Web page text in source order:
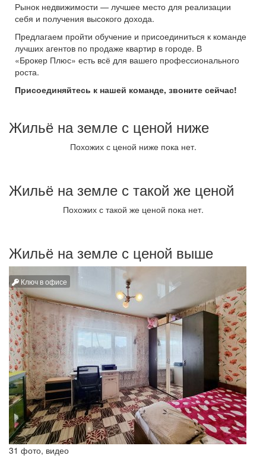
Рынок недвижимости — лучшее место для реализации
себя и получения высокого дохода.
Предлагаем пройти обучение и присоединиться к команде
лучших агентов по продаже квартир в городе. В
«Брокер Плюс» есть всё для вашего профессионального
роста.
Присоединяйтесь к нашей команде, звоните сейчас!
Жильё на земле с ценой ниже
Похожих с ценой ниже пока нет.
Жильё на земле с такой же ценой
Похожих с такой же ценой пока нет.
Жильё на земле с ценой выше
31 фото, видео
Ключ в офисе